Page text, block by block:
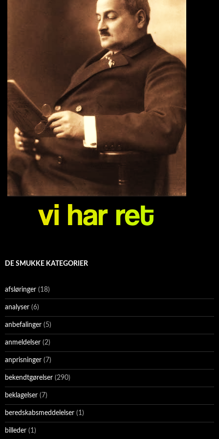
DE SMUKKE KATEGORIER
afsløringer (18)
analyser (6)
anbefalinger (5)
anmeldelser (2)
anprisninger (7)
bekendtgørelser (290)
beklagelser (7)
beredskabsmeddelelser (1)
billeder (1)